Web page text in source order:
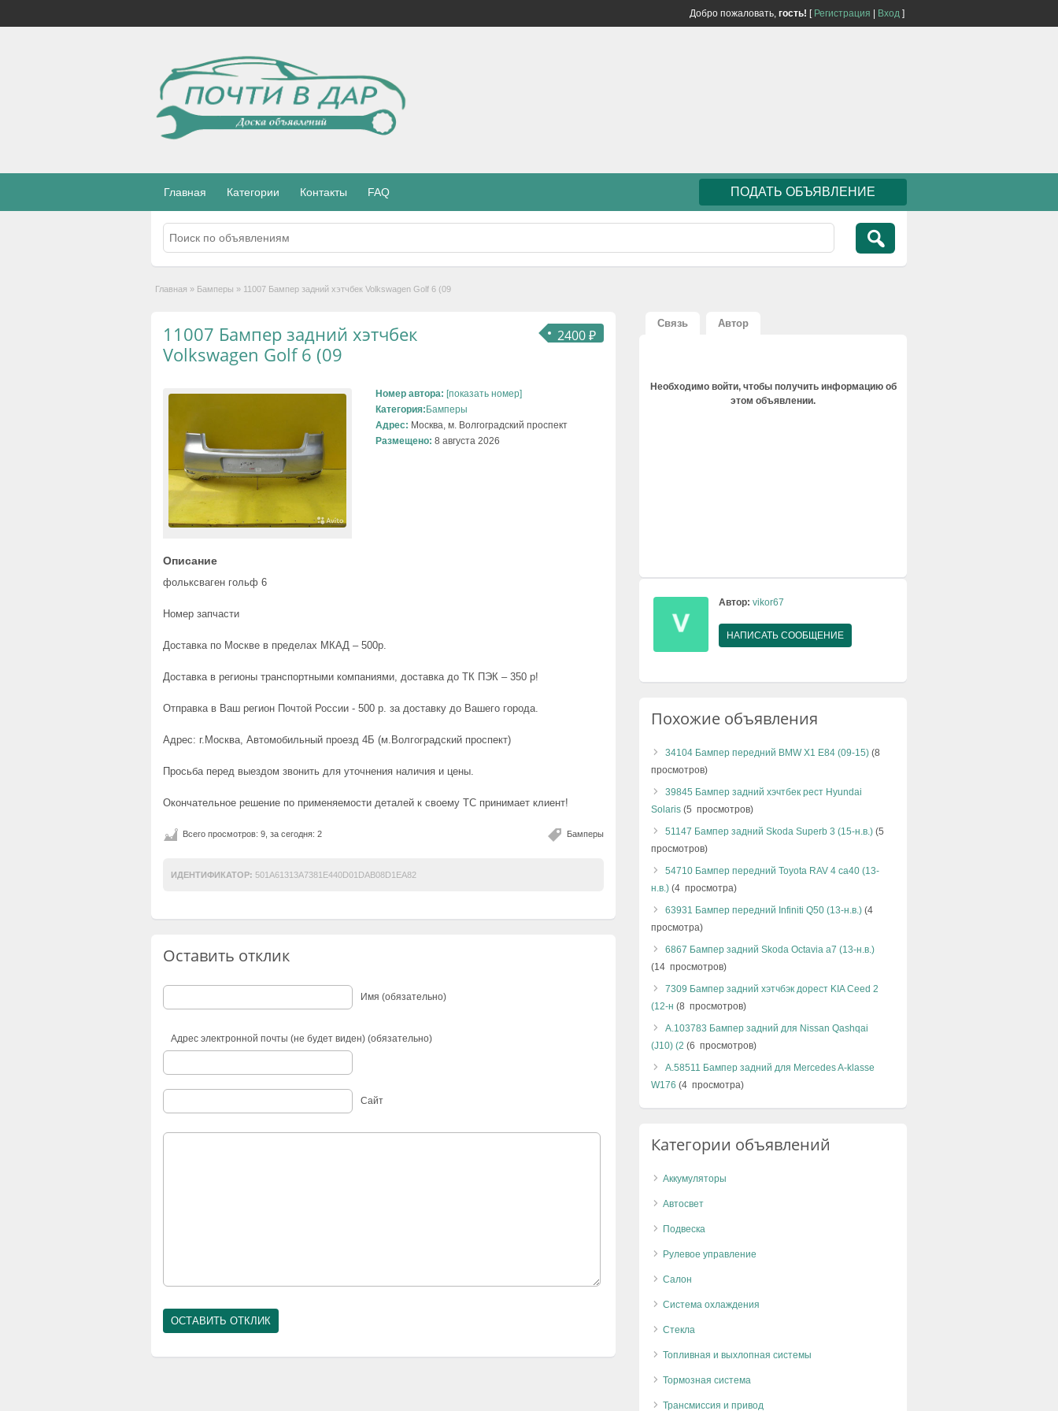
Добро пожаловать, гость! [ Регистрация Вход ]
Главная Категории Контакты FAQ ПОДАТЬ ОБЪЯВЛЕНИЕ
Главная » Бамперы » 11007 Бампер задний хэтчбек Volkswagen Golf 6 (09
2400 ₽
11007 Бампер задний хэтчбек
Volkswagen Golf 6 (09
Номер автора: [показать номер]
Категория: Бамперы
Адрес: Москва, м. Волгоградский проспект
Размещено: 8 августа 2026
Описание
фольксваген гольф 6
Номер запчасти
Доставка по Москве в пределах МКАД – 500р.
Доставка в регионы транспортными компаниями, доставка до ТК ПЭК – 350 р!
Отправка в Ваш регион Почтой России - 500 р. за доставку до Вашего города.
Адрес: г.Москва, Автомобильный проезд 4Б (м.Волгоградский проспект)
Просьба перед выездом звонить для уточнения наличия и цены.
Окончательное решение по применяемости деталей к своему ТС принимает клиент!
Бамперы
Всего просмотров: 9, за сегодня: 2
ИДЕНТИФИКАТОР: 501A61313A7381E440D01DAB08D1EA82
Оставить отклик
Имя (обязательно)
Адрес электронной почты (не будет виден) (обязательно)
Сайт
Связь Автор
Необходимо войти, чтобы получить информацию об
этом объявлении.
Автор: vikor67
НАПИСАТЬ СООБЩЕНИЕ
Похожие объявления
34104 Бампер передний BMW X1 E84 (09-15) (8
просмотров)
39845 Бампер задний хэчтбек рест Hyundai
Solaris (5 просмотров)
51147 Бампер задний Skoda Superb 3 (15-н.в.) (5
просмотров)
54710 Бампер передний Toyota RAV 4 ca40 (13-
н.в.) (4 просмотра)
63931 Бампер передний Infiniti Q50 (13-н.в.) (4
просмотра)
6867 Бампер задний Skoda Octavia а7 (13-н.в.)
(14 просмотров)
7309 Бампер задний хэтчбэк дорест KIA Ceed 2
(12-н (8 просмотров)
А.103783 Бампер задний для Nissan Qashqai
(J10) (2 (6 просмотров)
А.58511 Бампер задний для Mercedes A-klasse
W176 (4 просмотра)
Категории объявлений
Аккумуляторы
Автосвет
Подвеска
Рулевое управление
Салон
Система охлаждения
Стекла
Топливная и выхлопная системы
Тормозная система
Трансмиссия и привод